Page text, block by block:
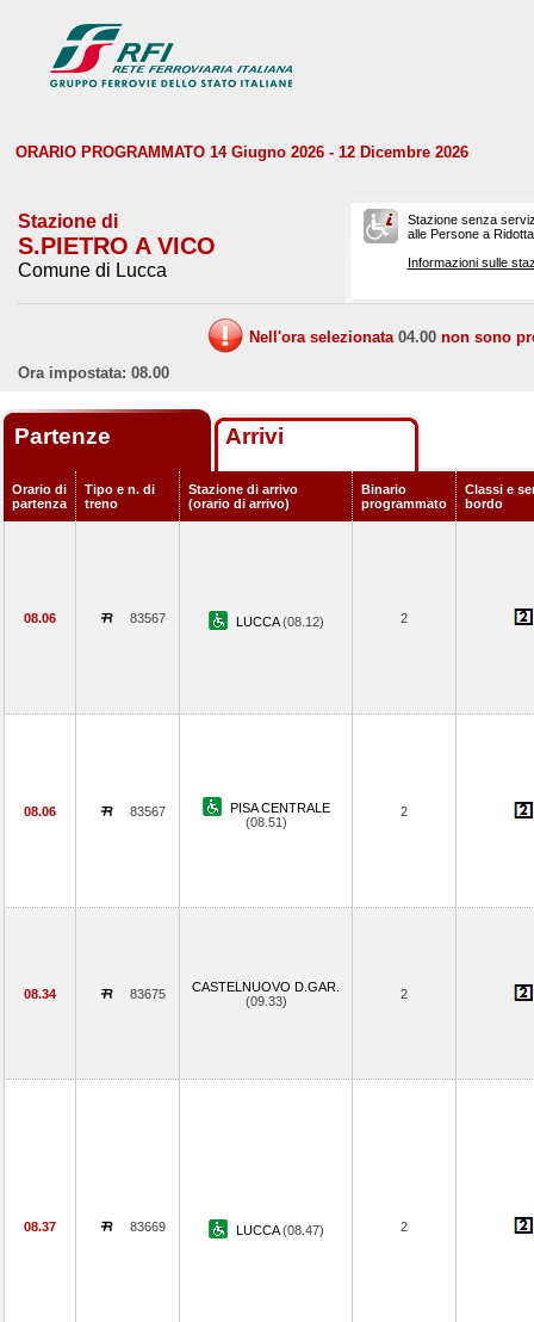
ORARIO PROGRAMMATO 14 Giugno 2026 - 12 Dicembre 2026
Stazione di
S.PIETRO A VICO
Comune di Lucca
Stazione senza
alle Persone a
Informazioni sulle
Nell'ora selezionata 04.00 non sono
Ora impostata: 08.00
Partenze Arrivi
Orario di
partenza
Tipo e n. di
treno
Stazione di arrivo
(orario di arrivo)
Binario
programmato
Classi e
bordo
08.06 83567 LUCCA(08.12) 2
08.06 83567
PISA CENTRALE
(08.51)
2
08.34 83675
CASTELNUOVO D.GAR.
(09.33)
2
08.37 83669 LUCCA(08.47) 2